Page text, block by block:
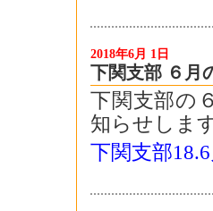
2018年6月 1日
下関支部 ６月
下関支部の
知らせしま
下関支部